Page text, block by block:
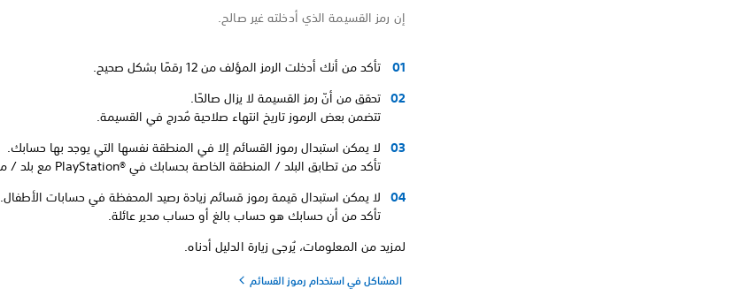
إن رمز القسيمة الذي أدخلته غير صالح.
تأكد من أنك أدخلت الرمز المؤلف من 12 رقمًا بشكل صحيح.
تحقق من أنّ رمز القسيمة لا يزال صالحًا.
تتضمن بعض الرموز تاريخ انتهاء صلاحية مُدرج في القسيمة.
لا يمكن استبدال رموز القسائم إلا في المنطقة نفسها التي يوجد بها حسابك.
تأكد من تطابق البلد / المنطقة الخاصة بحسابك في PlayStation®‎ مع بلد / منطقة رمز قسيمتك.
لا يمكن استبدال قيمة رموز قسائم زيادة رصيد المحفظة في حسابات الأطفال.
تأكد من أن حسابك هو حساب بالغ أو حساب مدير عائلة.
لمزيد من المعلومات، يُرجى زيارة الدليل أدناه.
المشاكل في استخدام رموز القسائم